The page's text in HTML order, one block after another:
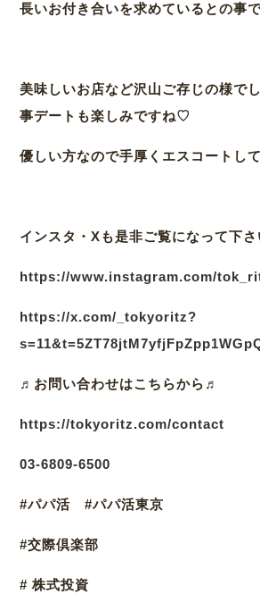
長いお付き合いを求めているとの事
美味しいお店など沢山ご存じの様で
事デートも楽しみですね♡
優しい方なので手厚くエスコートし
インスタ・Xも是非ご覧になって下さ
https://www.instagram.com/
https://x.com/_tokyoritz?
♬ お問い合わせはこちらから♬
https://tokyoritz.com/contact
03-6809-6500
#パパ活 #パパ活東京
#交際倶楽部
# 株式投資